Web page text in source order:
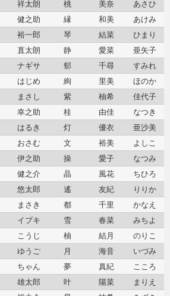
祥太朗 桃 美奈
あさひ
健之助 縁 和美
あけみ
裕一郎 琴 結菜
ひまり
直太朗 静 愛菜
亜矢子
ナギサ 郁 千尋
すみれ
はじめ 絢 里美
ほのか
まさし 紫 柚希
佳代子
幸之助 桂 由佳
なつき
はるき 灯 優衣
亜沙美
おさむ 文 裕美
よしこ
伊之助 操 愛子
なつみ
健之介 晶 風花
ちひろ
悠太郎 遙 友紀
りりか
まさき 都 千里
かなえ
イブキ 雪 春菜
みちよ
こうじ 柚 結月
のりこ
ゆうご 月 海音
いづみ
ちゃん 夢 真紀
こころ
雄太郎 叶 陽菜
まりえ